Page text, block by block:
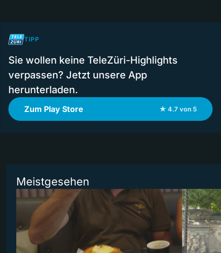
TIPP
Sie wollen keine TeleZüri-Highlights
verpassen? Jetzt unsere App
herunterladen.
Zum Play Store ★ 4.7 von 5
Meistgesehen